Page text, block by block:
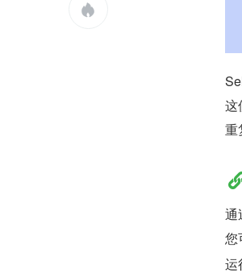

这
重
通
您
运